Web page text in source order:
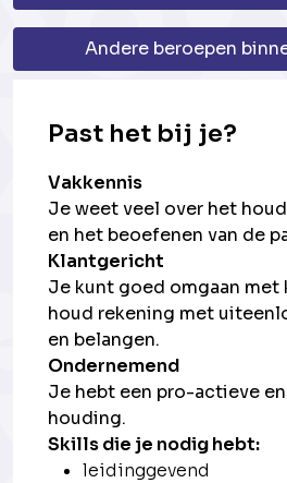
Andere beroepen
Past het bij je?
Vakkennis
Je weet veel over het
en het beoefenen van de
Klantgericht
Je kunt goed omgaan met
houd rekening met
en belangen.
Ondernemend
Je hebt een pro-actieve
houding.
Skills die je nodig hebt:
leidinggevend